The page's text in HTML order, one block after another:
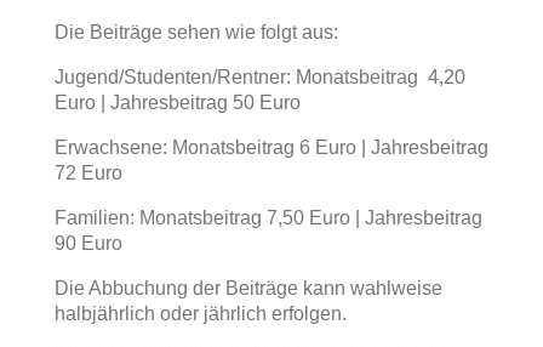
Die Beiträge sehen wie folgt aus:
Jugend/Studenten/Rentner: Monatsbeitrag 4,20
Euro | Jahresbeitrag 50 Euro
Erwachsene: Monatsbeitrag 6 Euro | Jahresbeitrag
72 Euro
Familien: Monatsbeitrag 7,50 Euro | Jahresbeitrag
90 Euro
Die Abbuchung der Beiträge kann wahlweise
halbjährlich oder jährlich erfolgen.